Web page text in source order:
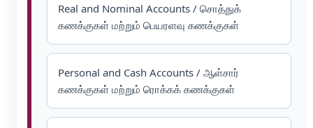
Real and Nominal Accounts / சொத்துக்
கணக்குகள் மற்றும் பெயரளவு கணக்குகள்
Personal and Cash Accounts / ஆள்சார்
கணக்குகள் மற்றும் ரொக்கக் கணக்குகள்